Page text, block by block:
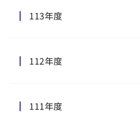
113年度
112年度
111年度